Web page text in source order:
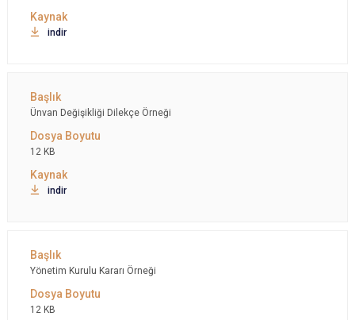
indir
Ünvan Değişikliği Dilekçe Örneği
12 KB
indir
Yönetim Kurulu Kararı Örneği
12 KB